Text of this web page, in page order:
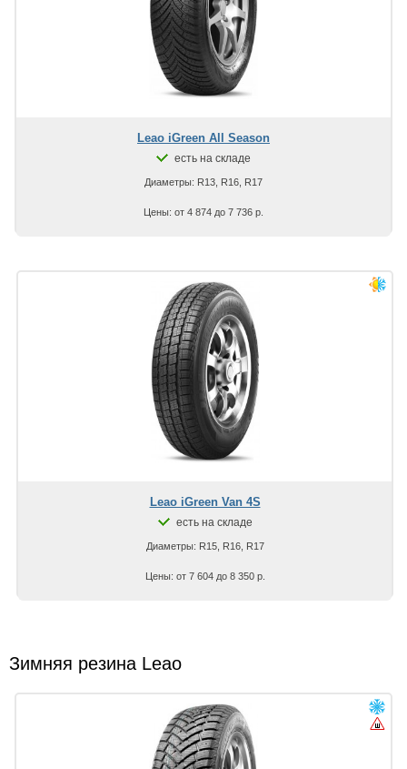
Leao iGreen All Season
есть на складе
Диаметры: R13, R16, R17
Цены: от 4 874 до 7 736 р.
Leao iGreen Van 4S
есть на складе
Диаметры: R15, R16, R17
Цены: от 7 604 до 8 350 р.
Зимняя резина Leao